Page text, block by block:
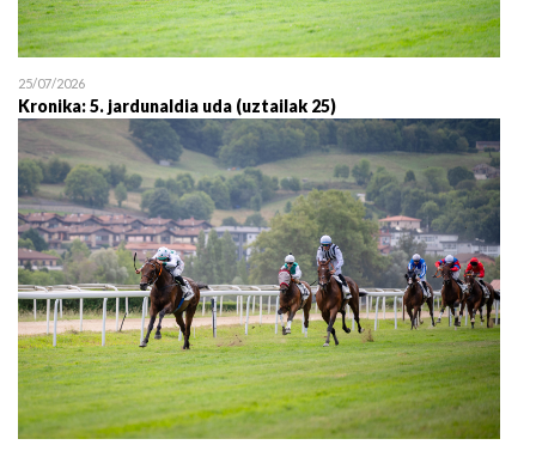
25/07/2026
Kronika: 5. jardunaldia uda (uztailak 25)